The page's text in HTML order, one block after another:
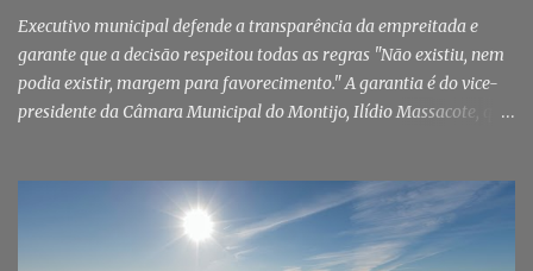
mobiliza milhares de pessoas. Todos os anos, quando ch...
Executivo municipal defende a transparência da empreitada e
garante que a decisão respeitou todas as regras "Não existiu, nem
podia existir, margem para favorecimento." A garantia é do vice-
presidente da Câmara Municipal do Montijo, Ilídio Massacote, que
decorreu com total transparência, cumpriu todas as exigências
legais e apenas avançou para ajuste direto depois de três
concursos públicos terem ficado desertos. Município responde às